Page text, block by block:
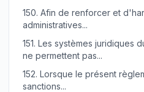
150. Afin de renforcer et
administratives...
151. Les systèmes juridiques
ne permettent pas...
152. Lorsque le présent
sanctions...